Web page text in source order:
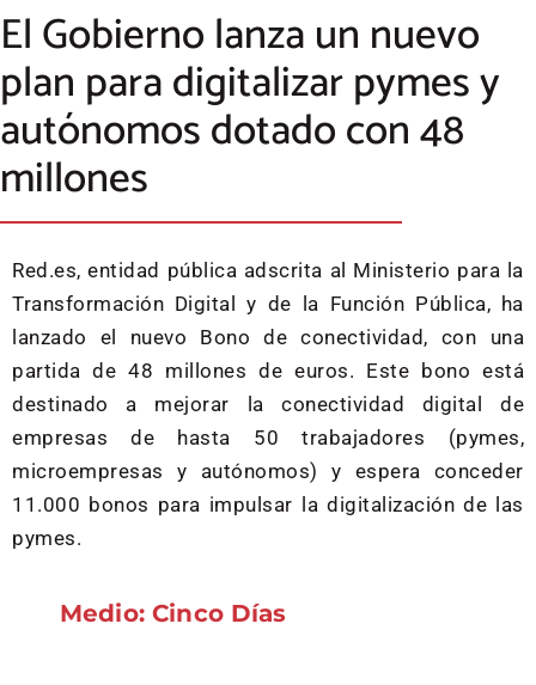
El Gobierno lanza un nuevo
plan para digitalizar pymes y
autónomos dotado con 48
millones
Red.es, entidad pública adscrita al Ministerio para la
Transformación Digital y de la Función Pública, ha
lanzado el nuevo Bono de conectividad, con una
partida de 48 millones de euros. Este bono está
destinado a mejorar la conectividad digital de
empresas de hasta 50 trabajadores (pymes,
microempresas y autónomos) y espera conceder
11.000 bonos para impulsar la digitalización de las
pymes.
Medio: Cinco Días